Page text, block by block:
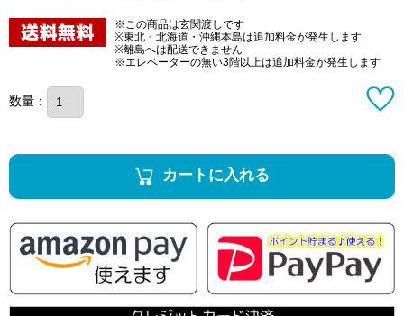
※この商品は玄関渡しです
※東北・北海道・沖縄本島は追加料金が発生します
※離島へは配送できません
※エレベーターの無い3階以上は追加料金が発生します
数量：
カートに入れる